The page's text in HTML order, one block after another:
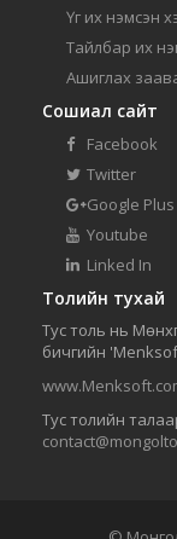
Үг их нэмсэн
Тайлбар их
Ашиглах
Сошиал сайт
Facebook
Twitter
Google Plus
Youtube
Linked In
Толийн тухай
Тус толь нь
бичгийн
Тус толийн